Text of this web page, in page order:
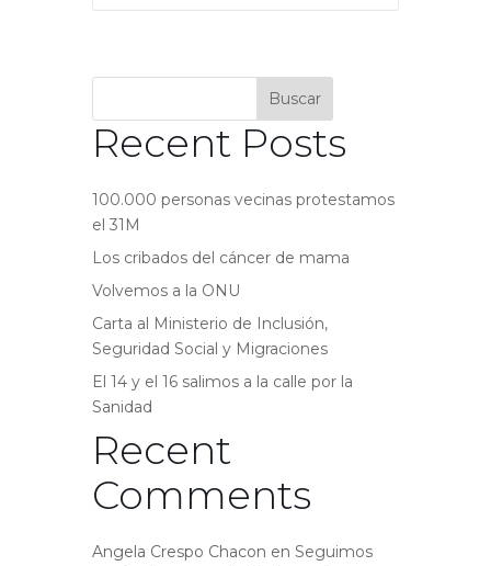
Buscar
Recent Posts
100.000 personas vecinas protestamos
el 31M
Los cribados del cáncer de mama
Volvemos a la ONU
Carta al Ministerio de Inclusión,
Seguridad Social y Migraciones
El 14 y el 16 salimos a la calle por la
Sanidad
Recent
Comments
Angela Crespo Chacon en Seguimos